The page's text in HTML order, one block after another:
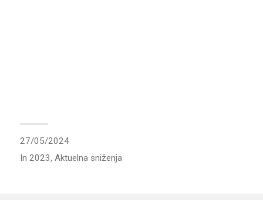
27/05/2024
In 2023, Aktuelna sniženja